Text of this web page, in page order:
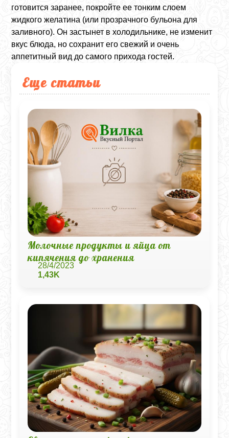
готовится заранее, покройте ее тонким слоем
жидкого желатина (или прозрачного бульона для
заливного). Он застынет в холодильнике, не изменит
вкус блюда, но сохранит его свежий и очень
аппетитный вид до самого прихода гостей.
Еще статьи
Молочные продукты и яйца от
кипячения до хранения
28/4/2023
1,43K